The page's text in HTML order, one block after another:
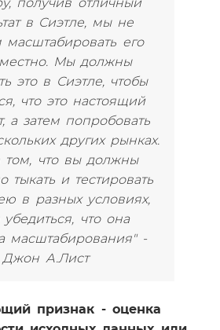
получив отличный
в Сиэтле, мы не
его
Мы должны
это в Сиэтле, чтобы
что это настоящий
а затем попробовать
других рынках.
том, что вы должны
тыкать и тестировать
в разных условиях,
убедиться, что она
масштабирования" -
Джон А.Лист
признак - оценка